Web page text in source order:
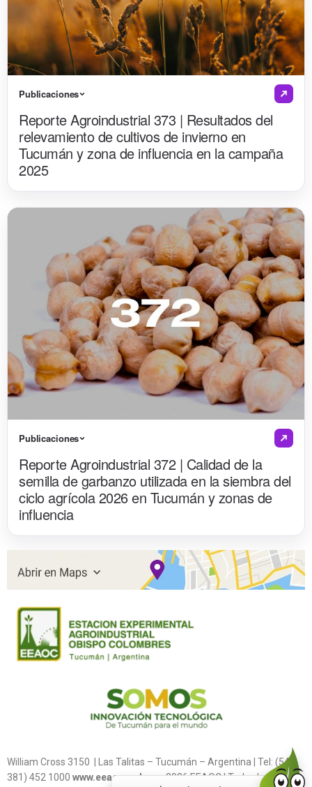
Publicaciones
Reporte Agroindustrial 373 | Resultados del
relevamiento de cultivos de invierno en
Tucumán y zona de influencia en la campaña
2025
Publicaciones
Reporte Agroindustrial 372 | Calidad de la
semilla de garbanzo utilizada en la siembra del
ciclo agrícola 2026 en Tucumán y zonas de
influencia
William Cross 3150 | Las Talitas – Tucumán – Argentina | Tel: (54
381) 452 1000 www.eeaoc.gob.ar2026 EEAOC | Todos los